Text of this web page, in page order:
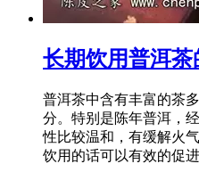
长期饮用普洱
普洱茶中含有丰富的茶
分。特别是陈年普洱，
性比较温和，有缓解火
饮用的话可以有效的促